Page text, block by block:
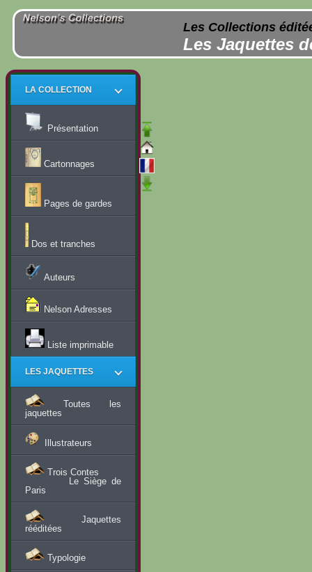
Les Collections
Les Jaquettes
LA COLLECTION
Présentation
Cartonnages
Pages de gardes
Dos et tranches
Auteurs
Nelson Adresses
Liste imprimable
LES JAQUETTES
Toutes les
jaquettes
Illustrateurs
Trois Contes
Le Siège de
Paris
Jaquettes
rééditées
Typologie